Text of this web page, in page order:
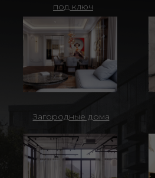
под ключ
Загородные дома